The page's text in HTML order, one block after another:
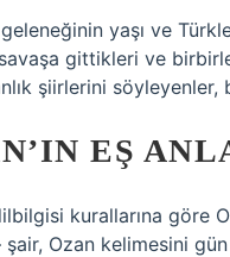
yaşı ve
savaşa gittikleri ve
şiirlerini söyleyenler,
EŞ
kurallarına göre
şair, Ozan kelimesini